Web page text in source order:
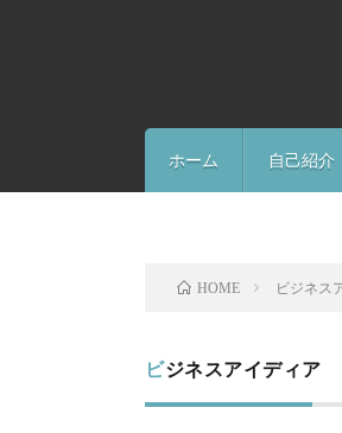
ホーム 自己紹介
HOME ビジネス
ビジネスアイディア